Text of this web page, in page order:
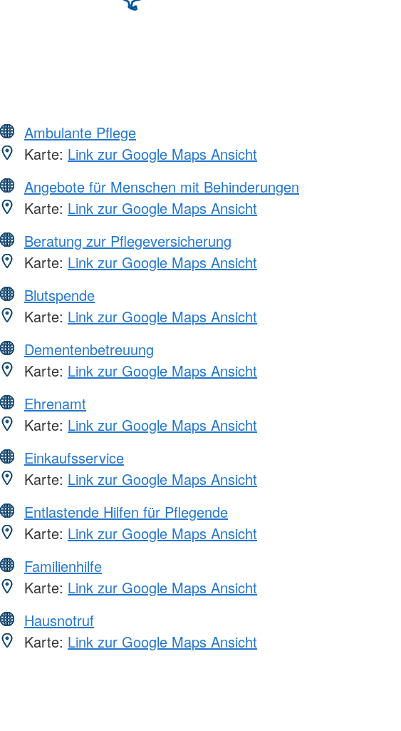
Ambulante Pflege
Karte: Link zur Google Maps Ansicht
Angebote für Menschen mit Behinderungen
Karte: Link zur Google Maps Ansicht
Beratung zur Pflegeversicherung
Karte: Link zur Google Maps Ansicht
Blutspende
Karte: Link zur Google Maps Ansicht
Dementenbetreuung
Karte: Link zur Google Maps Ansicht
Ehrenamt
Karte: Link zur Google Maps Ansicht
Einkaufsservice
Karte: Link zur Google Maps Ansicht
Entlastende Hilfen für Pflegende
Karte: Link zur Google Maps Ansicht
Familienhilfe
Karte: Link zur Google Maps Ansicht
Hausnotruf
Karte: Link zur Google Maps Ansicht